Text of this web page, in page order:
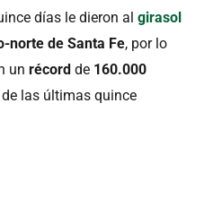
días le dieron al girasol
norte de Santa Fe, por lo
un récord de 160.000
las últimas quince